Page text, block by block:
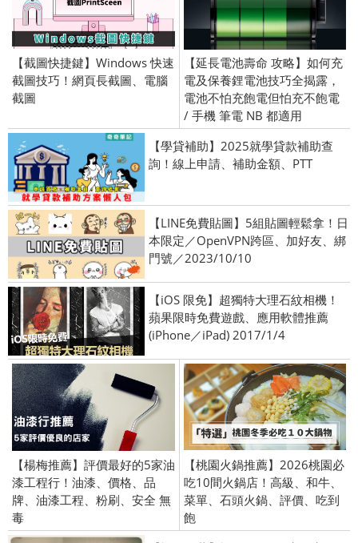
【截圖快捷鍵】Windows 快速
截圖技巧！網頁長截圖、電腦
截圖
【延長電池壽命 攻略】如何充
電及保養鋰電池技巧全揭露，
電池不怕充飽電但怕充不飽電
/ 手機 筆電 NB 都適用
【學貸補助】2025就學貸款補助查
詢！線上申請、補助金額、PTT
【LINE免費貼圖】5組貼圖輕鬆拿！日
本限定／OpenVPN跨區、加好友、綁
門號／2023/10/10
【iOS 限免】超獨特大理石紋相機！
蘋果限時免費遊戲、應用軟體推薦
(iPhone／iPad) 2017/1/4
【楊梅推薦】評價最好的5家油
漆工程行！油漆、價格、品
牌、油漆工程、粉刷、安全 無
毒
【桃園火鍋推薦】2026桃園必
吃10間火鍋店！高級、和牛、
菜單、石頭火鍋、評價、吃到
飽